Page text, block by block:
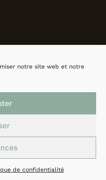
notre site web et notre
de confidentialité